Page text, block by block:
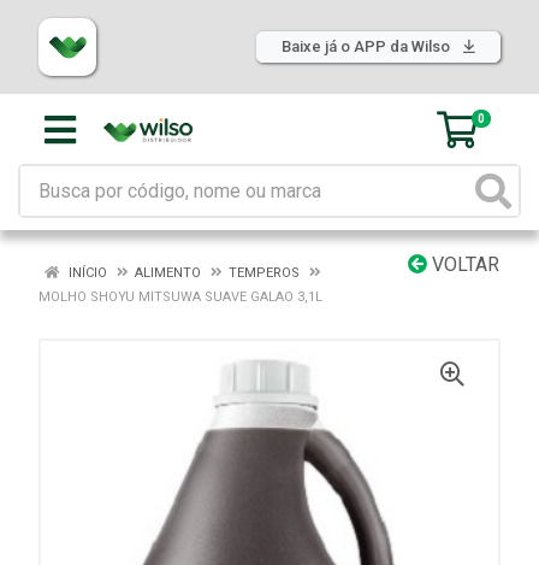
Baixe já o APP da Wilso
0
VOLTAR
INÍCIO ALIMENTO
TEMPEROS
MOLHO SHOYU MITSUWA SUAVE GALAO 3,1L